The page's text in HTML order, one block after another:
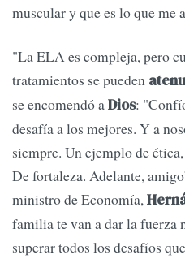
muscular y que es lo que me
"La ELA es compleja, pero
tratamientos se pueden
se encomendó aDios:
desafía a los mejores. Y a
siempre. Un ejemplo de
De fortaleza. Adelante,
ministro de Economía,
familia te van a dar la fuerza
superar todos los desafíos